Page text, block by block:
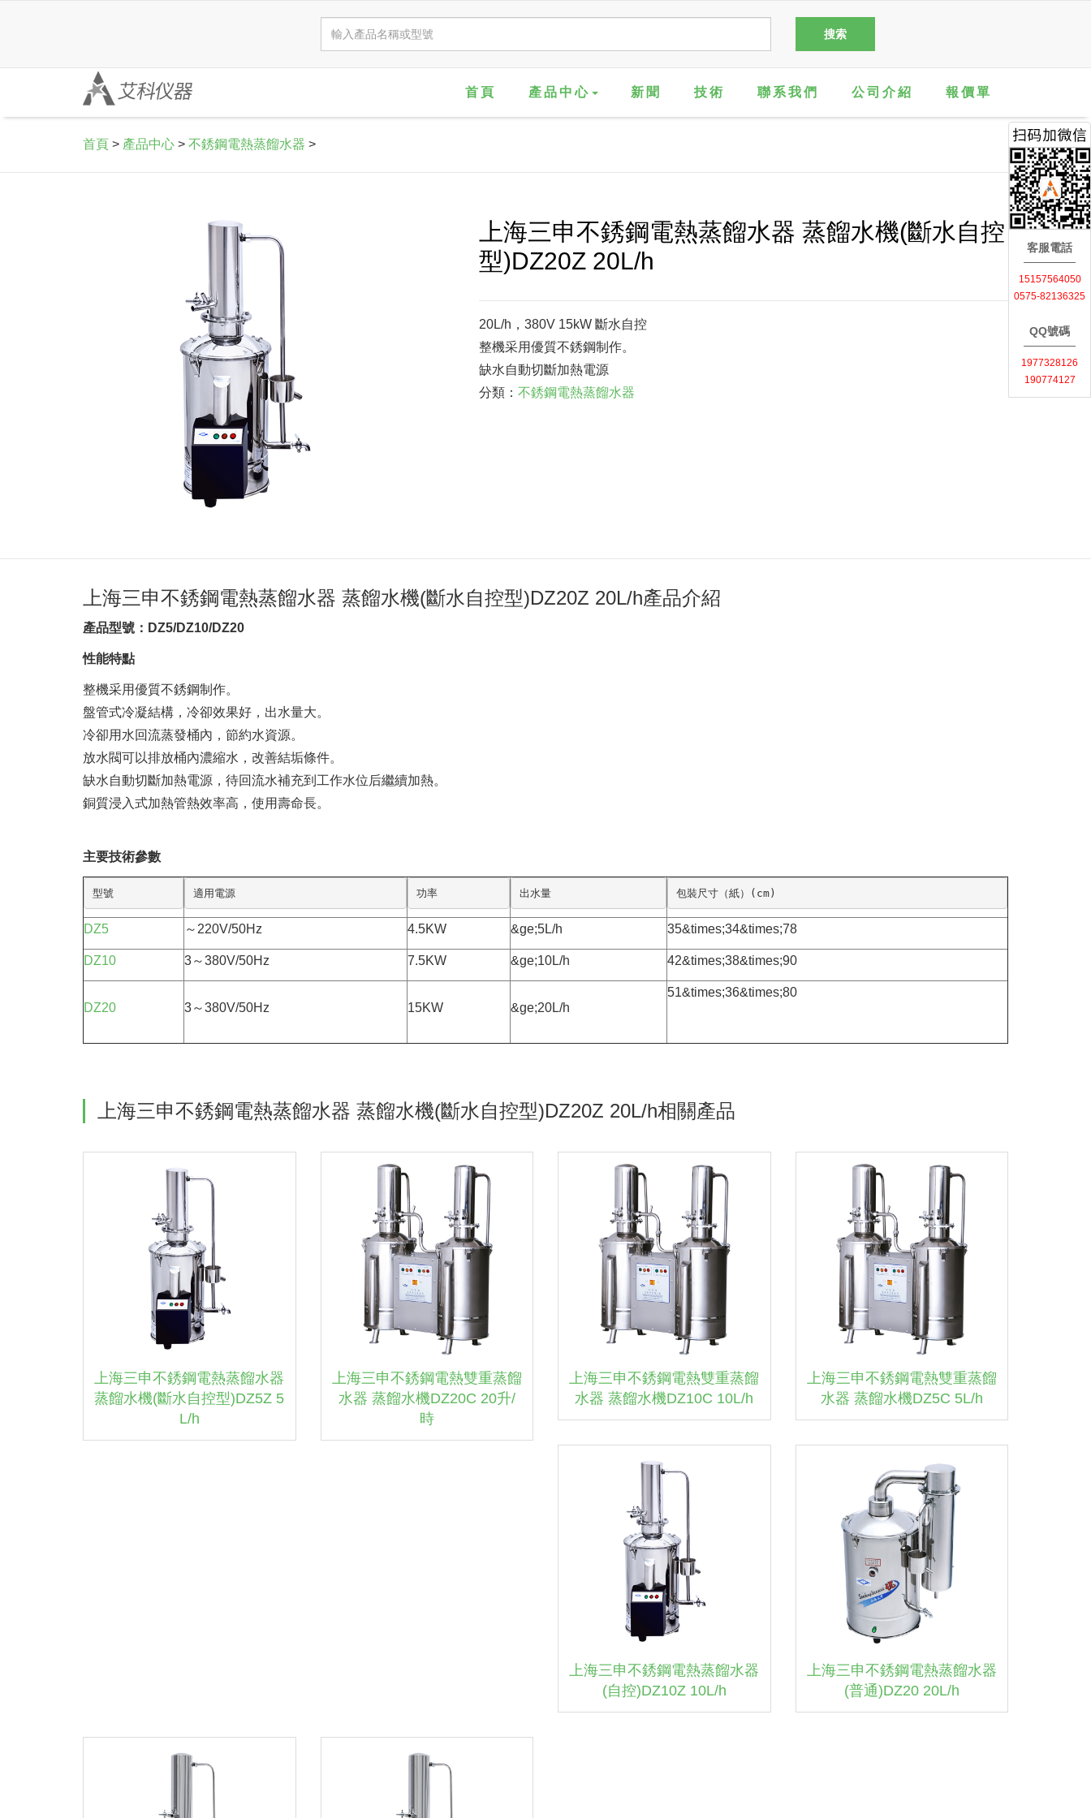
首頁 產品中心 新聞 技術 聯系我們 公司介紹 報價單
首頁 > 產品中心 > 不銹鋼電熱蒸餾水器 >
上海三申不銹鋼電熱蒸餾水器 蒸餾水機(斷水自控
型)DZ20Z 20L/h
20L/h，380V 15kW 斷水自控
整機采用優質不銹鋼制作。
缺水自動切斷加熱電源
分類： 不銹鋼電熱蒸餾水器
上海三申不銹鋼電熱蒸餾水器 蒸餾水機(斷水自控型)DZ20Z 20L/h產品介紹
產品型號：DZ5/DZ10/DZ20
性能特點
整機采用優質不銹鋼制作。
盤管式冷凝結構，冷卻效果好，出水量大。
冷卻用水回流蒸發桶內，節約水資源。
放水閥可以排放桶內濃縮水，改善結垢條件。
缺水自動切斷加熱電源，待回流水補充到工作水位后繼續加熱。
銅質浸入式加熱管熱效率高，使用壽命長。
主要技術參數
型號 適用電源 功率 出水量 包裝尺寸（紙）(cm)
DZ5 ～220V/50Hz 4.5KW &ge;5L/h 35&times;34&times;78
DZ10 3～380V/50Hz 7.5KW &ge;10L/h 42&times;38&times;90
DZ20 3～380V/50Hz 15KW &ge;20L/h
51&times;36&times;80
上海三申不銹鋼電熱蒸餾水器 蒸餾水機(斷水自控型)DZ20Z 20L/h相關產品
上海三申不銹鋼電熱蒸餾水器
蒸餾水機(斷水自控型)DZ5Z 5
L/h
上海三申不銹鋼電熱雙重蒸餾
水器 蒸餾水機DZ20C 20升/
時
上海三申不銹鋼電熱雙重蒸餾
水器 蒸餾水機DZ10C 10L/h
上海三申不銹鋼電熱雙重蒸餾
水器 蒸餾水機DZ5C 5L/h
上海三申不銹鋼電熱蒸餾水器
(自控)DZ10Z 10L/h
上海三申不銹鋼電熱蒸餾水器
(普通)DZ20 20L/h
客服電話
15157564050
0575-82136325
QQ號碼
1977328126
190774127